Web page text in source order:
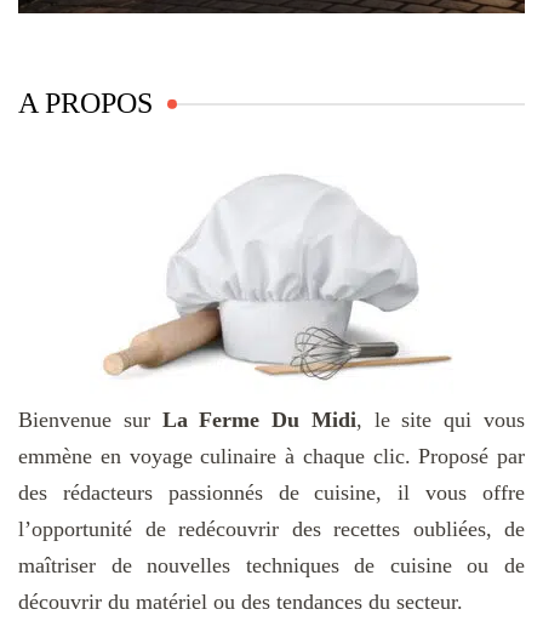
A PROPOS
Bienvenue sur La Ferme Du Midi, le site qui vous
emmène en voyage culinaire à chaque clic. Proposé par
des rédacteurs passionnés de cuisine, il vous offre
l’opportunité de redécouvrir des recettes oubliées, de
maîtriser de nouvelles techniques de cuisine ou de
découvrir du matériel ou des tendances du secteur.